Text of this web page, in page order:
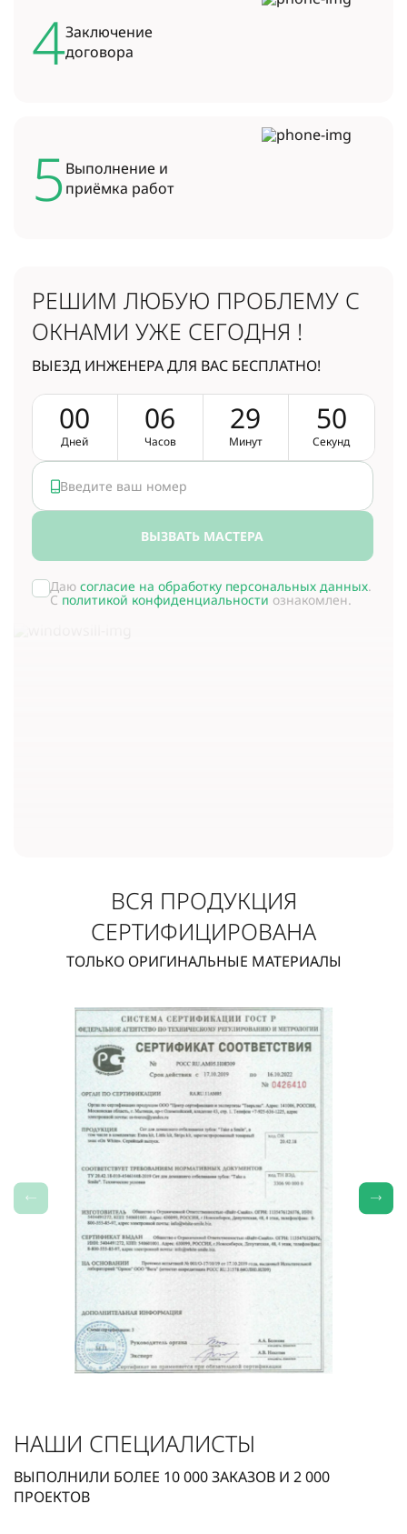
4Заключение
договора
5Выполнение и
приёмка работ
РЕШИМ ЛЮБУЮ ПРОБЛЕМУ С
ОКНАМИ УЖЕ СЕГОДНЯ !
ВЫЕЗД ИНЖЕНЕРА ДЛЯ ВАС БЕСПЛАТНО!
00
Дней
06
Часов
29
Минут
49
Секунд
ВЫЗВАТЬ МАСТЕРА
Даю согласие на обработку персональных данных.
С политикой конфиденциальности ознакомлен.
ВСЯ ПРОДУКЦИЯ
СЕРТИФИЦИРОВАНА
ТОЛЬКО ОРИГИНАЛЬНЫЕ МАТЕРИАЛЫ
НАШИ СПЕЦИАЛИСТЫ
ВЫПОЛНИЛИ БОЛЕЕ 10 000ЗАКАЗОВ И 2 000
ПРОЕКТОВ